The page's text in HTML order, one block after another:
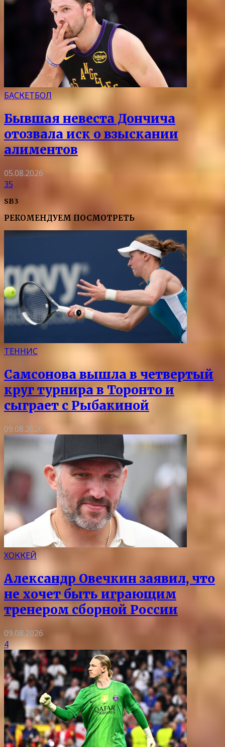
БАСКЕТБОЛ
Бывшая невеста Дончича
отозвала иск о взыскании
алиментов
05.08.2026
35
SB3
РЕКОМЕНДУЕМ ПОСМОТРЕТЬ
ТЕННИС
Самсонова вышла в четвертый
круг турнира в Торонто и
сыграет с Рыбакиной
09.08.2026
ХОККЕЙ
Александр Овечкин заявил, что
не хочет быть играющим
тренером сборной России
09.08.2026
4